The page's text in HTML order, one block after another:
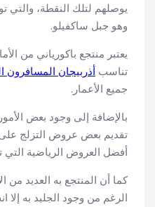
يوصلهم لتلك النقطة، والتي
وهو جبل ساكفيلو.
يعتبر منتجع باكورياني من
تناسب أذربيجان المسافرون
جميع الأعمار.
بالإضافة إلى وجود بعض
تقديم بعض عروض التزلج على
أفضل العروض الرياضية التي
كما أن المنتجع به العديد من
الرغم من وجود الجليد به إلا